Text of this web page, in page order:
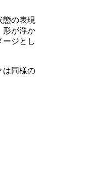
の表現
形が浮か
ージとし
は同様の